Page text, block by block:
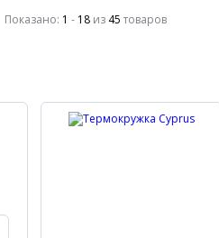
Показано: 1 - 18из 45 товаров